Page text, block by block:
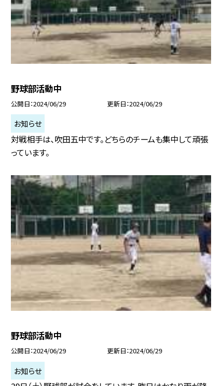
野球部活動中
公開日 2024/06/29 更新日 2024/06/29
お知らせ
対戦相手は、吹田五中です。どちらのチームも集中して頑張
っています。
野球部活動中
公開日 2024/06/29 更新日 2024/06/29
お知らせ